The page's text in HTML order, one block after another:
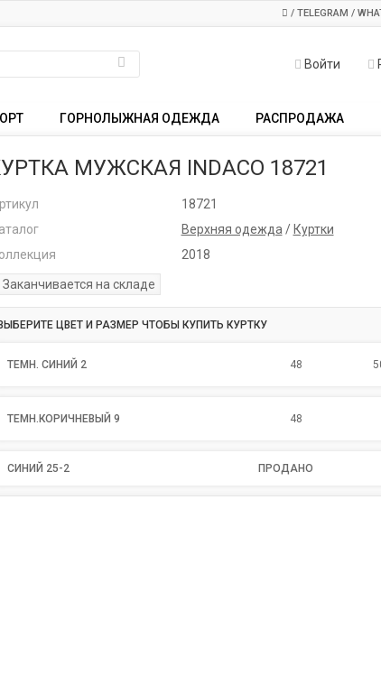
/ TELEGRAM /
Войти
ГОРНОЛЫЖНАЯ ОДЕЖДА РАСПРОДАЖА
МУЖСКАЯ INDACO 18721
18721
Верхняя одежда / Куртки
2018
Заканчивается на складе
ВЫБЕРИТЕ ЦВЕТ И РАЗМЕР ЧТОБЫ КУПИТЬ КУРТКУ
ТЕМН. СИНИЙ 2 48
ТЕМН.КОРИЧНЕВЫЙ 9 48
СИНИЙ 25-2 ПРОДАНО